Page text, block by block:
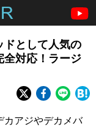
ドとして人気の
全対応！ラージ
カアジやデカメバ